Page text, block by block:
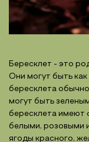
Бересклет - это
Они могут быть
бересклета
могут быть
бересклета имеют
белыми, розовыми
ягоды красного,